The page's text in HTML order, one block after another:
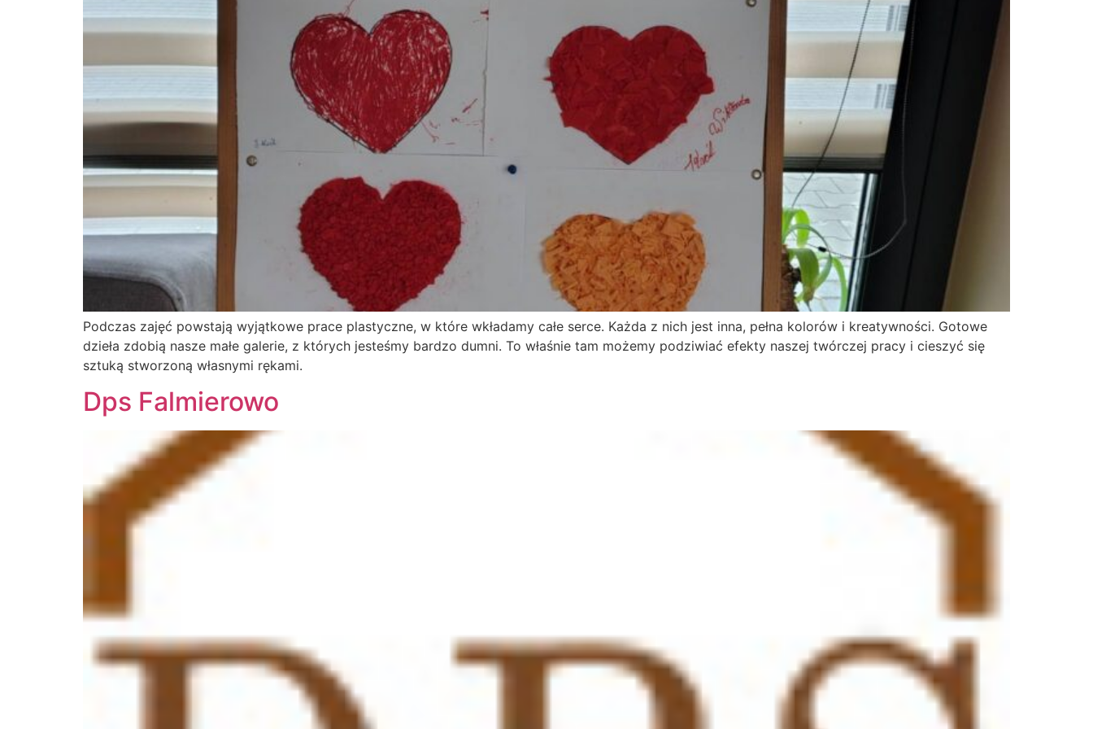
Podczas zajęć powstają wyjątkowe prace plastyczne, w które wkładamy całe serce. Każda z nich jest inna, pełna kolorów i kreatywności. Gotowe
dzieła zdobią nasze małe galerie, z których jesteśmy bardzo dumni. To właśnie tam możemy podziwiać efekty naszej twórczej pracy i cieszyć się
sztuką stworzoną własnymi rękami.
Dps Falmierowo